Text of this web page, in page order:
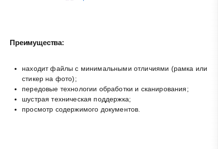
Преимущества:
находит файлы с минимальными отличиями (рамка или
стикер на фото);
передовые технологии обработки и сканирования;
шустрая техническая поддержка;
просмотр содержимого документов.